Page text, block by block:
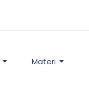
Materi